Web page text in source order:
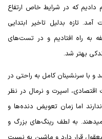
که در شرایط خاص ارتفاع
رکورد 9.6 ثانیه بدست آمد. تازه بدلیل تاخیر ابتدایی
به راه افتادیم و در تست‌های
بهتر شد.
و با سرنشینان کامل به راحتی در
اسپرت و نرمال در نظر
اما زمان تعویض دنده‌ها و
میدهند. به لطف رینگ‌های بزرگ و